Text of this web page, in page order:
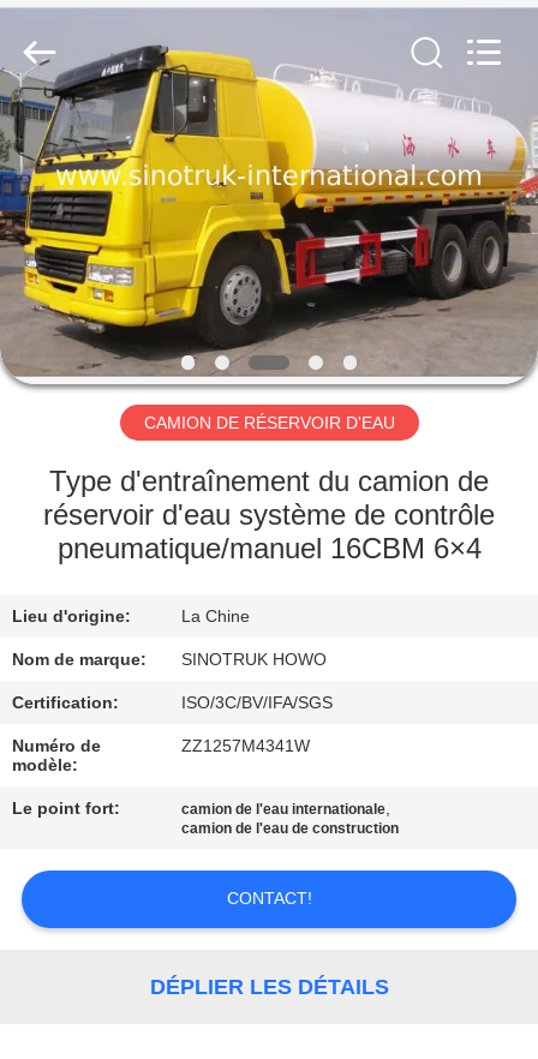
À
LA
MAISON
PRODUITS
À
PROPOS
NOUS
VISITE
L'USINE
CONTRÔLE
DE
QUALITÉ
NOUS
CONTACTER
LTD..
All
Rights
Reserved.
CAMION DE RÉSERVOIR D'EAU
Type d'entraînement du camion de
réservoir d'eau système de contrôle
pneumatique/manuel 16CBM 6×4
Lieu d'origine: La Chine
Nom de marque: SINOTRUK HOWO
Certification: ISO/3C/BV/IFA/SGS
Numéro de
modèle:
ZZ1257M4341W
Le point fort: camion de l'eau internationale,
camion de l'eau de construction
CONTACT!
DÉPLIER LES DÉTAILS